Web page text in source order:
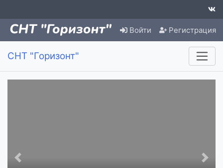
Войти Регистрация
СНТ "Горизонт"